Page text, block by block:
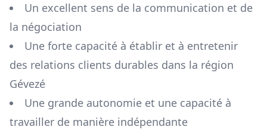
Un excellent sens de la communication et de
la négociation
Une forte capacité à établir et à entretenir
des relations clients durables dans la région
Gévezé
Une grande autonomie et une capacité à
travailler de manière indépendante